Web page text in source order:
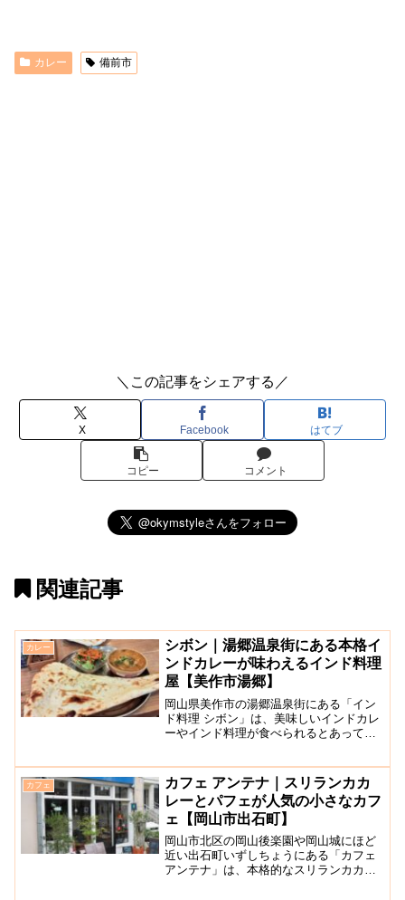
カレー 備前市
＼この記事をシェアする／
X Facebook はてブ
コピー コメント
関連記事
カレー
シボン｜湯郷温泉街にある本格イ
ンドカレーが味わえるインド料理
屋【美作市湯郷】
岡山県美作市の湯郷温泉街にある「イン
ド料理 シボン」は、美味しいインドカレ
ーやインド料理が食べられるとあって、
はなく、ここは美味しい！と評判の良い
お店なんだとか。ランチ...
カフェ
カフェ アンテナ｜スリランカカ
レーとパフェが人気の小さなカフ
ェ【岡山市出石町】
岡山市北区の岡山後楽園や岡山城にほど
近い出石町いずしちょうにある「カフェ
アンテナ」は、本格的なスリランカカレ